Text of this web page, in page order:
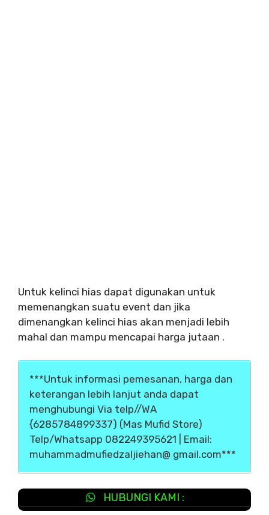
Untuk kelinci hias dapat digunakan untuk
memenangkan suatu event dan jika
dimenangkan kelinci hias akan menjadi lebih
mahal dan mampu mencapai harga jutaan .
***Untuk informasi pemesanan, harga dan
keterangan lebih lanjut anda dapat
menghubungi Via telp//WA
{6285784899337) (Mas Mufid Store)
Telp/Whatsapp 082249395621 | Email:
muhammadmufiedzaljiehan@ gmail.com***
HUBUNGI KAMI :